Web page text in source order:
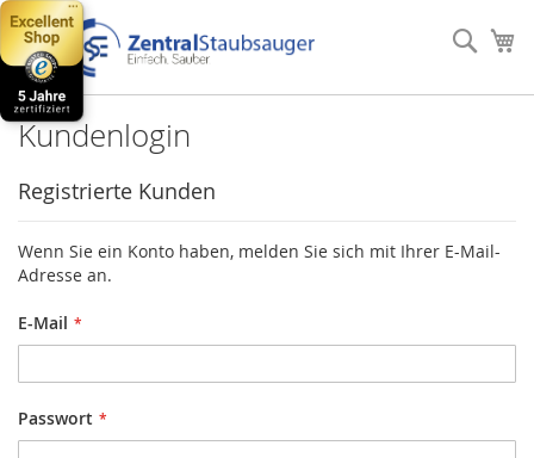
Direkt
zum
Inhalt
Kundenlogin
Registrierte Kunden
Wenn Sie ein Konto haben, melden Sie sich mit Ihrer E-Mail-
Adresse an.
E-Mail
Passwort